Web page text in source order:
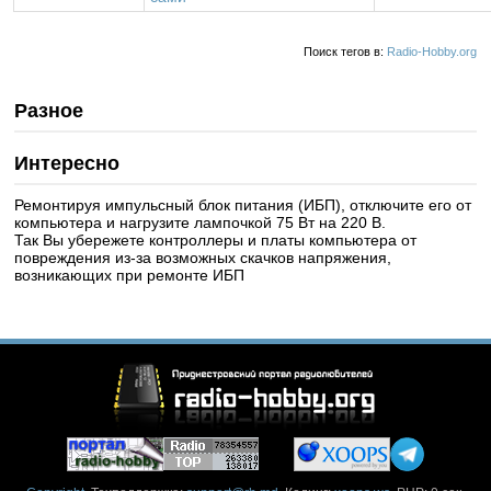
Поиск тегов в: Radio-Hobby.org
Разное
Интересно
Ремонтируя импульсный блок питания (ИБП), отключите его от
компьютера и нагрузите лампочкой 75 Вт на 220 В.
Так Вы убережете контроллеры и платы компьютера от
повреждения из-за возможных скачков напряжения,
возникающих при ремонте ИБП